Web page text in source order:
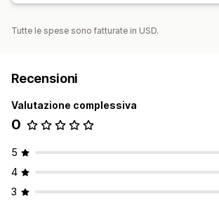
Tutte le spese sono fatturate in USD.
Recensioni
Valutazione complessiva
0
5
4
3